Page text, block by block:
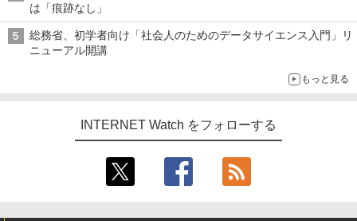
は「痕跡なし」
総務省、初学者向け「社会人のためのデータサイエンス入門」リ
ニューアル開講
もっと見る
INTERNET Watch をフォローする